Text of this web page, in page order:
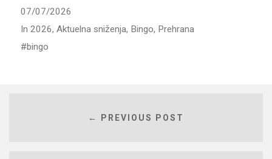
07/07/2026
In 2026, Aktuelna sniženja, Bingo, Prehrana
bingo
← PREVIOUS POST